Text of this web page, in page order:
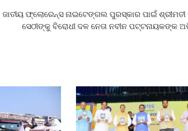
ଜାତୀୟ ଫ୍ଲୋରେନ୍ସ ନାଇଟେଙ୍ଗଲ ପୁରସ୍କାର ପାଇଁ ଶ୍ରୀମତୀ
ସେଠୀଙ୍କୁ ବିରୋଧୀ ଦଳ ନେତା ନବୀନ ପଟ୍ଟନାୟକଙ୍କ